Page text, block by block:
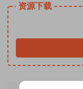
资源下载